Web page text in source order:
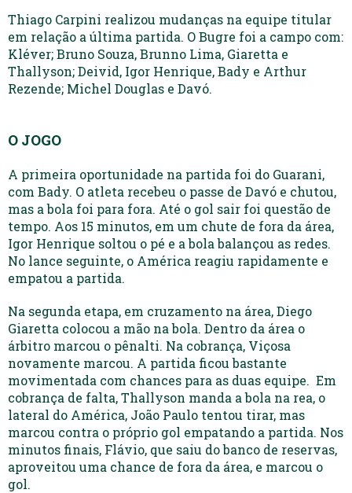
Thiago Carpini realizou mudanças na equipe titular
em relação a última partida. O Bugre foi a campo com:
Kléver; Bruno Souza, Brunno Lima, Giaretta e
Thallyson; Deivid, Igor Henrique, Bady e Arthur
Rezende; Michel Douglas e Davó.
O JOGO
A primeira oportunidade na partida foi do Guarani,
com Bady. O atleta recebeu o passe de Davó e chutou,
mas a bola foi para fora. Até o gol sair foi questão de
tempo. Aos 15 minutos, em um chute de fora da área,
Igor Henrique soltou o pé e a bola balançou as redes.
No lance seguinte, o América reagiu rapidamente e
empatou a partida.
Na segunda etapa, em cruzamento na área, Diego
Giaretta colocou a mão na bola. Dentro da área o
árbitro marcou o pênalti. Na cobrança, Viçosa
novamente marcou. A partida ficou bastante
movimentada com chances para as duas equipe. Em
cobrança de falta, Thallyson manda a bola na rea, o
lateral do América, João Paulo tentou tirar, mas
marcou contra o próprio gol empatando a partida. Nos
minutos finais, Flávio, que saiu do banco de reservas,
aproveitou uma chance de fora da área, e marcou o
gol.